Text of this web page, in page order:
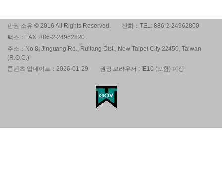
판권 소유 © 2016 All Rights Reserved.
전화：TEL: 886-2-24962800
팩스：FAX: 886-2-24962820
주소：No.8, Jinguang Rd., Ruifang Dist., New Taipei City 22450, Taiwan
(R.O.C.)
콘텐츠 업데이트：2026-01-29
권장 브라우저 : IE10 (포함) 이상